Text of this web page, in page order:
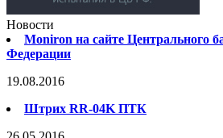
Новости
Moniron на сайте Центрального
Федерации
19.08.2016
Штрих RR-04K ПТК